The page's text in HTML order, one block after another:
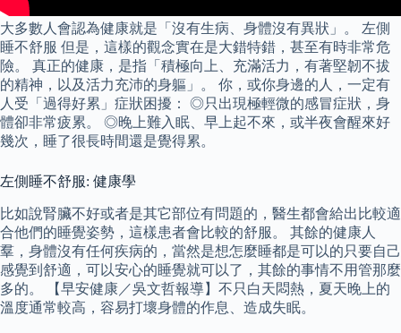
大多數人會認為健康就是「沒有生病、身體沒有異狀」。 左側
睡不舒服 但是，這樣的觀念實在是大錯特錯，甚至有時非常危
險。 真正的健康，是指「積極向上、充滿活力，有著堅韌不拔
的精神，以及活力充沛的身軀」。 你，或你身邊的人，一定有
人受「過得好累」症狀困擾： ◎只出現極輕微的感冒症狀，身
體卻非常疲累。 ◎晚上難入眠、早上起不來，或半夜會醒來好
幾次，睡了很長時間還是覺得累。
左側睡不舒服: 健康學
比如說腎臟不好或者是其它部位有問題的，醫生都會給出比較適
合他們的睡覺姿勢，這樣患者會比較的舒服。 其餘的健康人
羣，身體沒有任何疾病的，當然是想怎麼睡都是可以的只要自己
感覺到舒適，可以安心的睡覺就可以了，其餘的事情不用管那麼
多的。 【早安健康／吳文哲報導】不只白天悶熱，夏天晚上的
溫度通常較高，容易打壞身體的作息、造成失眠。